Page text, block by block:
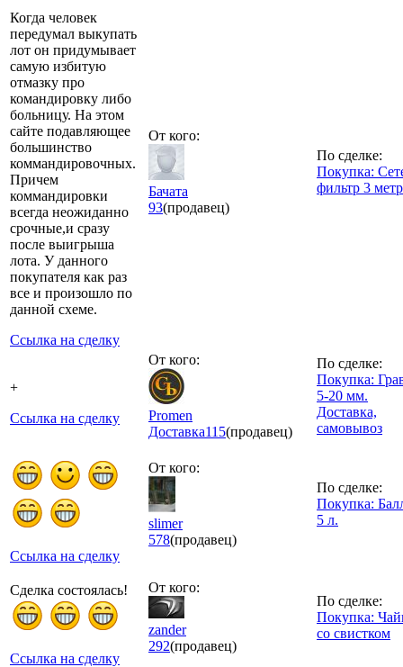
Когда человек
передумал выкупать
лот он придумывает
самую избитую
отмазку про
командировку либо
больницу. На этом
сайте подавляющее
большинство
коммандировочных.
Причем
коммандировки
всегда неожиданно
срочные,и сразу
после выигрыша
лота. У данного
покупателя как раз
все и произошло по
данной схеме.
Ссылка на сделку
От кого:
Бачата
93(продавец)
По сделке:
Покупка:
фильтр 3
+
Ссылка на сделку
От кого:
Promen
Доставка115(продавец)
По сделке:
Покупка:
5-20 мм.
Доставка,
самовывоз
Ссылка на сделку
От кого:
slimer
578(продавец)
По сделке:
Покупка:
5 л.
Сделка состоялась!
Ссылка на сделку
От кого:
zander
292(продавец)
По сделке:
Покупка:
со свистком